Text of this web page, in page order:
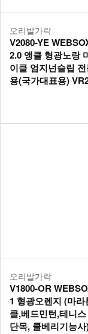
오리발가락
V2080-YE
2.0 앵클 형광노랑
이클 엄지넌슬립
용(국가대표용)
오리발가락
V1800-OR
1 형광오렌지 (마라
클,베드민턴,테니
단목, 쿨베리기능